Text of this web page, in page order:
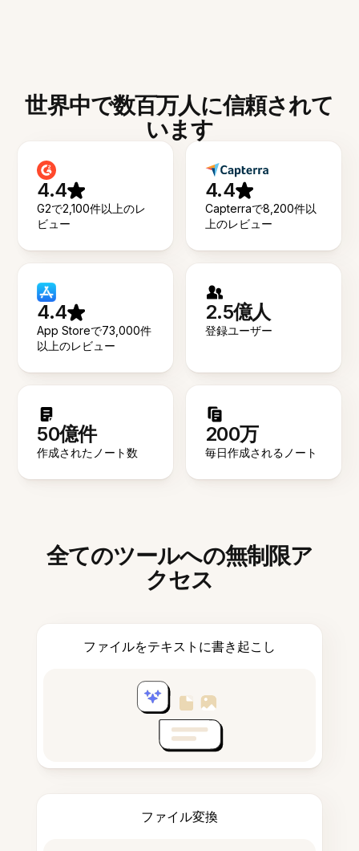
世界中で数百万人に信頼されて
います
4.4
G2で2,100件以上のレ
ビュー
4.4
Capterraで8,200件以
上のレビュー
4.4
App Storeで73,000件
以上のレビュー
2.5億人
登録ユーザー
50億件
作成されたノート数
200万
毎日作成されるノート
全てのツールへの無制限ア
クセス
ファイルをテキストに書き起こし
ファイル変換